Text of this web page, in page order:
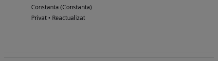
Constanta (Constanta)
Privat • Reactualizat